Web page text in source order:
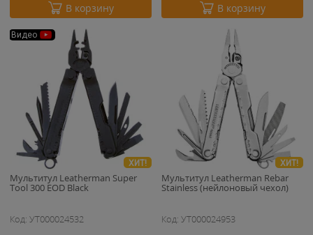
В корзину В корзину
Видео
ХИТ!
Мультитул Leatherman Super
Tool 300 EOD Black
Код: УТ000024532
ХИТ!
Мультитул Leatherman Rebar
Stainless (нейлоновый чехол)
Код: УТ000024953